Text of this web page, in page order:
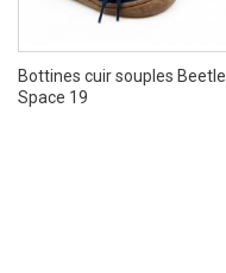
Bottines cuir souples Beetle
Space 19